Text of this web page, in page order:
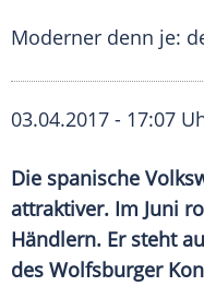
Moderner denn je:
03.04.2017 - 17:07
Die spanische
attraktiver. Im Juni
Händlern. Er steht
des Wolfsburger